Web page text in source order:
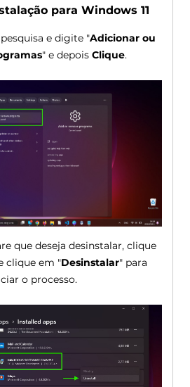
para Windows 11
e digite "Adicionar ou
" e depois Clique.
que deseja desinstalar, clique
clique em "Desinstalar" para
o processo.